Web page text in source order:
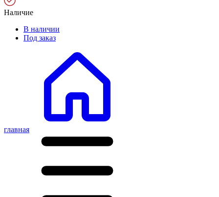
Наличие
В наличии
Под заказ
главная